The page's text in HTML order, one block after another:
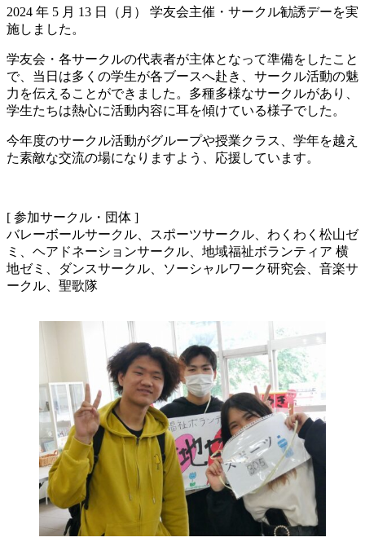
2024 年 5 月 13 日（月） 学友会主催・サークル勧誘デーを実
施しました。
学友会・各サークルの代表者が主体となって準備をしたこと
で、当日は多くの学生が各ブースへ赴き、サークル活動の魅
力を伝えることができました。多種多様なサークルがあり、
学生たちは熱心に活動内容に耳を傾けている様子でした。
今年度のサークル活動がグループや授業クラス、学年を越え
た素敵な交流の場になりますよう、応援しています。
[ 参加サークル・団体 ]
バレーボールサークル、スポーツサークル、わくわく松山ゼ
ミ、ヘアドネーションサークル、地域福祉ボランティア 横
地ゼミ、ダンスサークル、ソーシャルワーク研究会、音楽サ
ークル、聖歌隊